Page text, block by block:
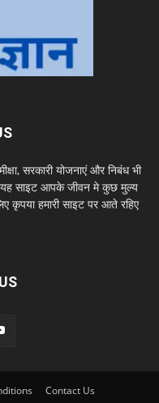
सरकारी योजनाएं और निबंध भी
यह साइट आपके जीवन मे कुछ मुल्य
कृपया हमारी साइट पर आते रहिए
Contact Us